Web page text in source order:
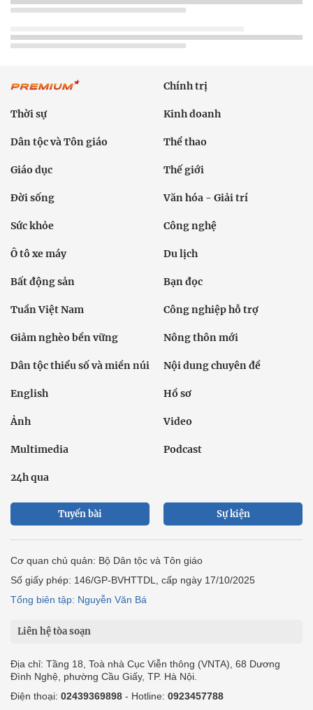
Chính trị
Thời sự Kinh doanh
Dân tộc và Tôn giáo Thể thao
Giáo dục Thế giới
Đời sống Văn hóa - Giải trí
Sức khỏe Công nghệ
Ô tô xe máy Du lịch
Bất động sản Bạn đọc
Tuần Việt Nam Công nghiệp hỗ trợ
Giảm nghèo bền vững Nông thôn mới
Dân tộc thiểu số và miền núi Nội dung chuyên đề
English Hồ sơ
Ảnh Video
Multimedia Podcast
24h qua
Tuyến bài Sự kiện
Cơ quan chủ quản: Bộ Dân tộc và Tôn giáo
Số giấy phép: 146/GP-BVHTTDL, cấp ngày 17/10/2025
Tổng biên tập: Nguyễn Văn Bá
Liên hệ tòa soạn
Địa chỉ: Tầng 18, Toà nhà Cục Viễn thông (VNTA), 68 Dương
Đình Nghệ, phường Cầu Giấy, TP. Hà Nội.
Điện thoại: 02439369898 - Hotline: 0923457788